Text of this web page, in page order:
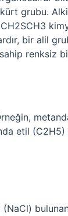
grubu.
bir alil
renksiz bir
etil